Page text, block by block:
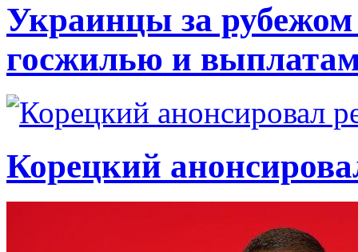
Украинцы за рубежом
госжилью и
Корецкий